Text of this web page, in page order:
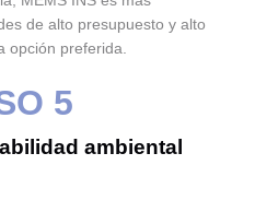
de alto presupuesto y alto
opción preferida.
5
ambiental